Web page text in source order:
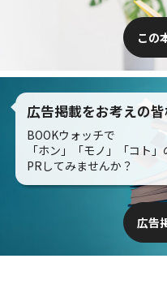
この
広告掲載をお考えの皆
BOOKウォッチで
「ホン」「モノ」「コト」
PRしてみませんか？
広告